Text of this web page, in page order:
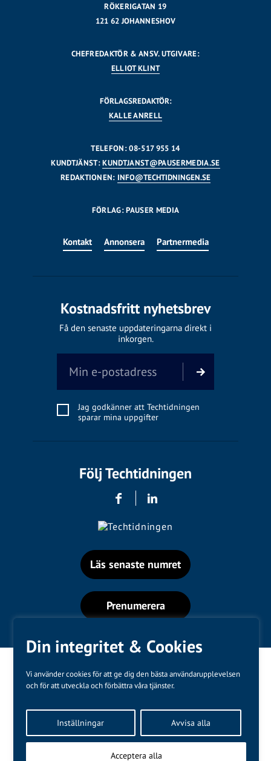
Din integritet & Cookies
Vi använder cookies för att ge dig den bästa användarupplevelsen
och för att utveckla och förbättra våra tjänster.
Inställningar Avvisa alla
Acceptera alla
RÖKERIGATAN 19
121 62 JOHANNESHOV
CHEFREDAKTÖR & ANSV. UTGIVARE:
ELLIOT KLINT
FÖRLAGSREDAKTÖR:
KALLE ANRELL
TELEFON: 08-517 955 14
KUNDTJÄNST:KUNDTJANST@PAUSERMEDIA.SE
REDAKTIONEN: INFO@TECHTIDNINGEN.SE
FÖRLAG: PAUSER MEDIA
Kontakt Annonsera Partnermedia
Kostnadsfritt nyhetsbrev
Få den senaste uppdateringarna direkt i
inkorgen.
Jag godkänner att Techtidningen
sparar mina uppgifter
Följ Techtidningen
Läs senaste numret
Prenumerera
Kundtjänst